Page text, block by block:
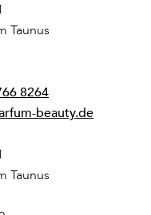
Taunus
8264
beauty.de
Taunus